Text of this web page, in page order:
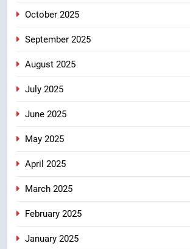
October 2025
September 2025
August 2025
July 2025
June 2025
May 2025
April 2025
March 2025
February 2025
January 2025